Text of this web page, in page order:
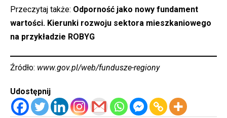
Przeczytaj także: Odporność jako nowy fundament
wartości. Kierunki rozwoju sektora mieszkaniowego
na przykładzie ROBYG
Źródło: www.gov.pl/web/fundusze-regiony
Udostępnij